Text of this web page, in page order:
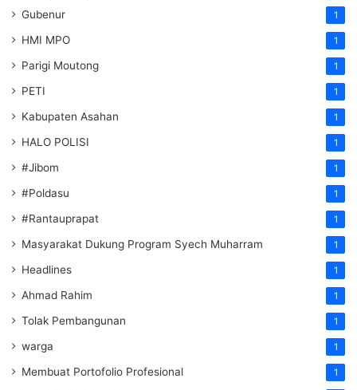
Gubenur 1
HMI MPO 1
Parigi Moutong 1
PETI 1
Kabupaten Asahan 1
HALO POLISI 1
#Jibom 1
#Poldasu 1
#Rantauprapat 1
Masyarakat Dukung Program Syech Muharram 1
Headlines 1
Ahmad Rahim 1
Tolak Pembangunan 1
warga 1
Membuat Portofolio Profesional 1